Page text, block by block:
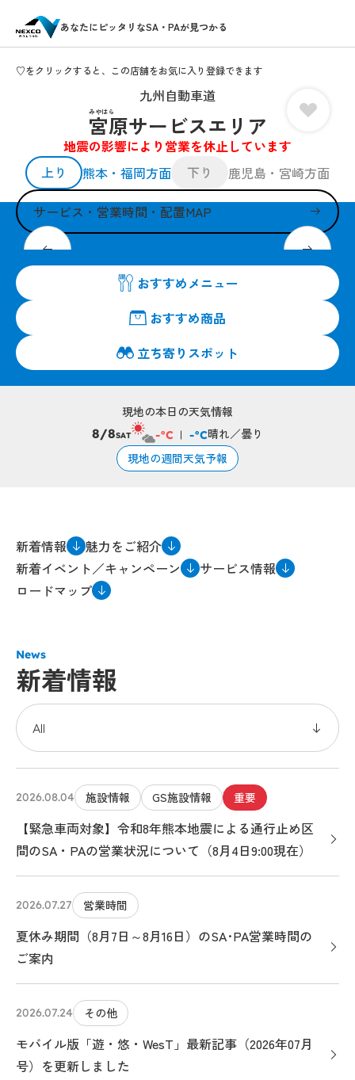
あなたにピッタリなSA・PAが見つかる
♡をクリックすると、この店舗をお気に入り登録できます
九州自動車道
宮原サービスエリア
みやはら
地震の影響により営業を休止しています
上り
熊本・福岡方面 下り 鹿児島・宮崎方面
サービス・営業時間・配置MAP
12月20日より、くまもと旬彩館が「ちょこっと」リニューア
ル！
おすすめメニュー
おすすめ商品
立ち寄りスポット
現地の本日の天気情報
8/8SAT -°C -°C晴れ／曇り
現地の週間天気予報
新着情報
魅力をご紹介
新着イベント／キャンペーン
サービス情報
ロードマップ
News
新着情報
2026.08.04 施設情報 GS施設情報 重要
【緊急車両対象】令和8年熊本地震による通行止め区
間のSA・PAの営業状況について（8月4日9:00現在）
2026.07.27 営業時間
夏休み期間（8月7日～8月16日）のSA･PA営業時間の
ご案内
2026.07.24 その他
モバイル版「遊・悠・WesT」最新記事（2026年07月
号）を更新しました